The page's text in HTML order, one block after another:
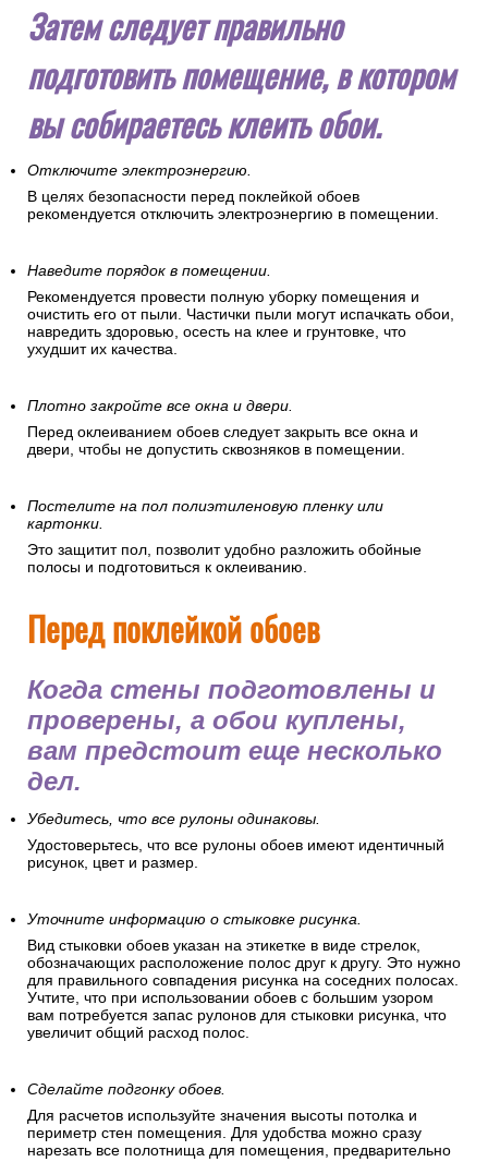
Затем следует правильно
подготовить помещение, в котором
вы собираетесь клеить обои.
Отключите электроэнергию.
В целях безопасности перед поклейкой обоев
рекомендуется отключить электроэнергию в помещении.
Наведите порядок в помещении.
Рекомендуется провести полную уборку помещения и
очистить его от пыли. Частички пыли могут испачкать обои,
навредить здоровью, осесть на клее и грунтовке, что
ухудшит их качества.
Плотно закройте все окна и двери.
Перед оклеиванием обоев следует закрыть все окна и
двери, чтобы не допустить сквозняков в помещении.
Постелите на пол полиэтиленовую пленку или
картонки.
Это защитит пол, позволит удобно разложить обойные
полосы и подготовиться к оклеиванию.
Перед поклейкой обоев
Когда стены подготовлены и
проверены, а обои куплены,
вам предстоит еще несколько
дел.
Убедитесь, что все рулоны одинаковы.
Удостоверьтесь, что все рулоны обоев имеют идентичный
рисунок, цвет и размер.
Уточните информацию о стыковке рисунка.
Вид стыковки обоев указан на этикетке в виде стрелок,
обозначающих расположение полос друг к другу. Это нужно
для правильного совпадения рисунка на соседних полосах.
Учтите, что при использовании обоев с большим узором
вам потребуется запас рулонов для стыковки рисунка, что
увеличит общий расход полос.
Сделайте подгонку обоев.
Для расчетов используйте значения высоты потолка и
периметр стен помещения. Для удобства можно сразу
нарезать все полотнища для помещения, предварительно